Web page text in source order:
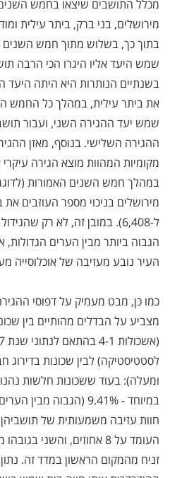
מירושלים, בני ברק, ביתר עילית
שמש היעד אליו היגרו הכי הרבה
בשנתיים הנותרות היא היתה היעד
את ביתר עילית, במהלך כל החמש
שמש יעד ההגירה השני, ועבור
ההגירה השלישי. בנוסף, מאזן
במהלך חמש השנים האמורות
מירושלים בניכוי מספר העוזבים
ל-6,408). במובן זה, לא רק
הגבוה ביותר מבין הערים
העיר נובע מעזיבה של אוכלוסייה
כמו כן, מבט מעמיק על דפוסי
מצביע על הבדלים מהותיים בין
ומעלה): בעוד ששכונות חלשות
במיוחד - 9.41% (הגבוה
חוות עזיבה משמעותית של
העומד על 8 אחוזים, והשני
זניח מהמקום הראשון במדד זה.